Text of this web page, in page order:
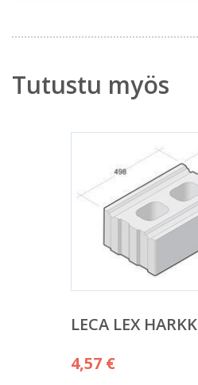
Tutustu myös
LECA LEX
4,57 €